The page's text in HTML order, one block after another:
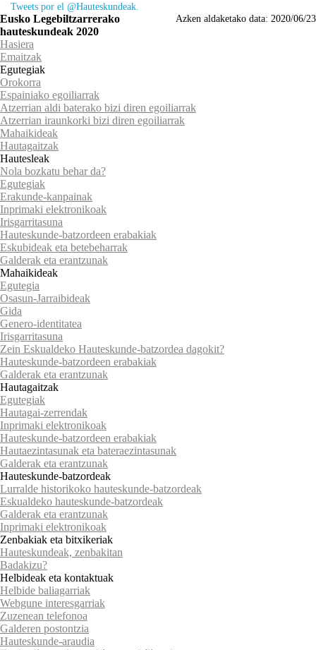
Tweets por el @Hauteskundeak.
Azken aldaketako data: 2020/06/23
Eusko Legebiltzarrerako
hauteskundeak 2020
Hasiera
Emaitzak
Egutegiak
Orokorra
Espainiako egoiliarrak
Atzerrian aldi baterako bizi diren egoiliarrak
Atzerrian iraunkorki bizi diren egoiliarrak
Mahaikideak
Hautagaitzak
Hautesleak
Nola bozkatu behar da?
Egutegiak
Erakunde-kanpainak
Inprimaki elektronikoak
Irisgarritasuna
Hauteskunde-batzordeen erabakiak
Eskubideak eta betebeharrak
Galderak eta erantzunak
Mahaikideak
Egutegia
Osasun-Jarraibideak
Gida
Genero-identitatea
Irisgarritasuna
Zein Eskualdeko Hauteskunde-batzordea dagokit?
Hauteskunde-batzordeen erabakiak
Galderak eta erantzunak
Hautagaitzak
Egutegiak
Hautagai-zerrendak
Inprimaki elektronikoak
Hauteskunde-batzordeen erabakiak
Hautaezintasunak eta bateraezintasunak
Galderak eta erantzunak
Hauteskunde-batzordeak
Lurralde historikoko hauteskunde-batzordeak
Eskualdeko hauteskunde-batzordeak
Galderak eta erantzunak
Inprimaki elektronikoak
Zenbakiak eta bitxikeriak
Hauteskundeak, zenbakitan
Badakizu?
Helbideak eta kontaktuak
Helbide baliagarriak
Webgune interesgarriak
Zuzenean telefonoa
Galderen postontzia
Hauteskunde-araudia